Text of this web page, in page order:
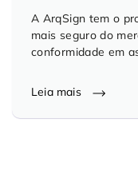
A ArqSign tem o
mais seguro do
conformidade em
Leia mais